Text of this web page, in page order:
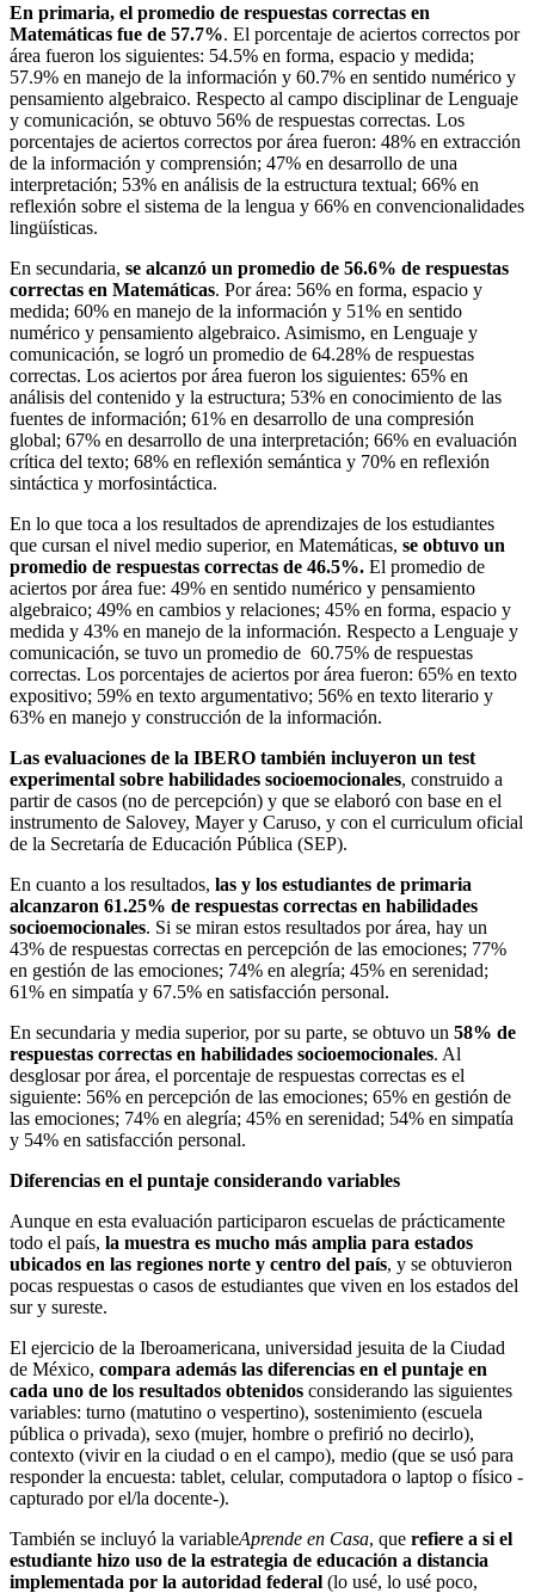
En primaria, el promedio de respuestas correctas en
Matemáticas fue de 57.7%. El porcentaje de aciertos correctos por
área fueron los siguientes: 54.5% en forma, espacio y medida;
57.9% en manejo de la información y 60.7% en sentido numérico y
pensamiento algebraico. Respecto al campo disciplinar de Lenguaje
y comunicación, se obtuvo 56% de respuestas correctas. Los
porcentajes de aciertos correctos por área fueron: 48% en extracción
de la información y comprensión; 47% en desarrollo de una
interpretación; 53% en análisis de la estructura textual; 66% en
reflexión sobre el sistema de la lengua y 66% en convencionalidades
lingüísticas.
En secundaria, se alcanzó un promedio de 56.6% de respuestas
correctas en Matemáticas. Por área: 56% en forma, espacio y
medida; 60% en manejo de la información y 51% en sentido
numérico y pensamiento algebraico. Asimismo, en Lenguaje y
comunicación, se logró un promedio de 64.28% de respuestas
correctas. Los aciertos por área fueron los siguientes: 65% en
análisis del contenido y la estructura; 53% en conocimiento de las
fuentes de información; 61% en desarrollo de una compresión
global; 67% en desarrollo de una interpretación; 66% en evaluación
crítica del texto; 68% en reflexión semántica y 70% en reflexión
sintáctica y morfosintáctica.
En lo que toca a los resultados de aprendizajes de los estudiantes
que cursan el nivel medio superior, en Matemáticas, se obtuvo un
promedio de respuestas correctas de 46.5%. El promedio de
aciertos por área fue: 49% en sentido numérico y pensamiento
algebraico; 49% en cambios y relaciones; 45% en forma, espacio y
medida y 43% en manejo de la información. Respecto a Lenguaje y
comunicación, se tuvo un promedio de 60.75% de respuestas
correctas. Los porcentajes de aciertos por área fueron: 65% en texto
expositivo; 59% en texto argumentativo; 56% en texto literario y
63% en manejo y construcción de la información.
Las evaluaciones de la IBERO también incluyeron un test
experimental sobre habilidades socioemocionales, construido a
partir de casos (no de percepción) y que se elaboró con base en el
instrumento de Salovey, Mayer y Caruso, y con el curriculum oficial
de la Secretaría de Educación Pública (SEP).
En cuanto a los resultados, las y los estudiantes de primaria
alcanzaron 61.25% de respuestas correctas en habilidades
socioemocionales. Si se miran estos resultados por área, hay un
43% de respuestas correctas en percepción de las emociones; 77%
en gestión de las emociones; 74% en alegría; 45% en serenidad;
61% en simpatía y 67.5% en satisfacción personal.
En secundaria y media superior, por su parte, se obtuvo un 58% de
respuestas correctas en habilidades socioemocionales. Al
desglosar por área, el porcentaje de respuestas correctas es el
siguiente: 56% en percepción de las emociones; 65% en gestión de
las emociones; 74% en alegría; 45% en serenidad; 54% en simpatía
y 54% en satisfacción personal.
Diferencias en el puntaje considerando variables
Aunque en esta evaluación participaron escuelas de prácticamente
todo el país, la muestra es mucho más amplia para estados
ubicados en las regiones norte y centro del país, y se obtuvieron
pocas respuestas o casos de estudiantes que viven en los estados del
sur y sureste.
El ejercicio de la Iberoamericana, universidad jesuita de la Ciudad
de México, compara además las diferencias en el puntaje en
cada uno de los resultados obtenidos considerando las siguientes
variables: turno (matutino o vespertino), sostenimiento (escuela
pública o privada), sexo (mujer, hombre o prefirió no decirlo),
contexto (vivir en la ciudad o en el campo), medio (que se usó para
responder la encuesta: tablet, celular, computadora o laptop o físico -
capturado por el/la docente-).
También se incluyó la variableAprende en Casa, que refiere a si el
estudiante hizo uso de la estrategia de educación a distancia
implementada por la autoridad federal (lo usé, lo usé poco,